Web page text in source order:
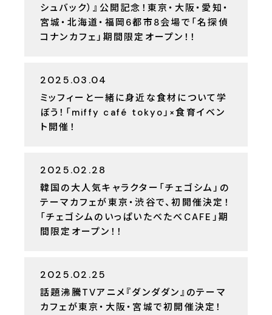
シュバック）』公開記念！東京・大阪・愛知・
宮城・北海道・福岡6都市8会場で「名探偵
コナンカフェ」期間限定オープン！！
2025.03.04
ミッフィーと一緒に身近な食材について学
ぼう！「miffy café tokyo」×食育イベン
ト開催！
2025.02.28
韓国の大人気キャラクター「チェゴシム」の
テーマカフェが東京・渋谷で、初開催決定！
「チェゴシムのいっぱいたべたべCAFE」期
間限定オープン！！
2025.02.25
話題沸騰TVアニメ『ダンダダン』のテーマ
カフェが東京・大阪・宮城で初開催決定！